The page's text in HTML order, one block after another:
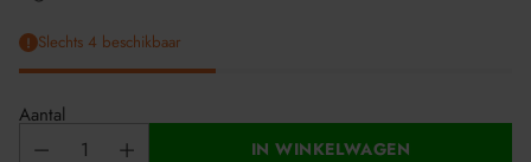
Slechts 4 beschikbaar
Aantal
IN WINKELWAGEN